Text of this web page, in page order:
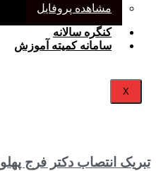
مشاهده پروفایل
کنگره سالانه
سامانه کمیته آموزش
X
تبریک انتصاب دکتر فرج پهلو